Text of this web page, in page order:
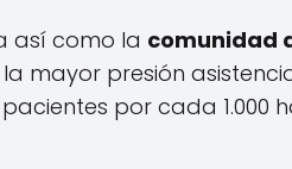
así como la comunidad
mayor presión
pacientes por cada 1.000